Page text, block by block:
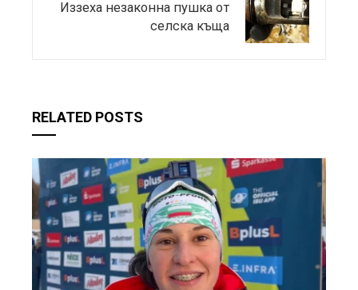
Иззеха незаконна пушка от
селска къща
RELATED POSTS